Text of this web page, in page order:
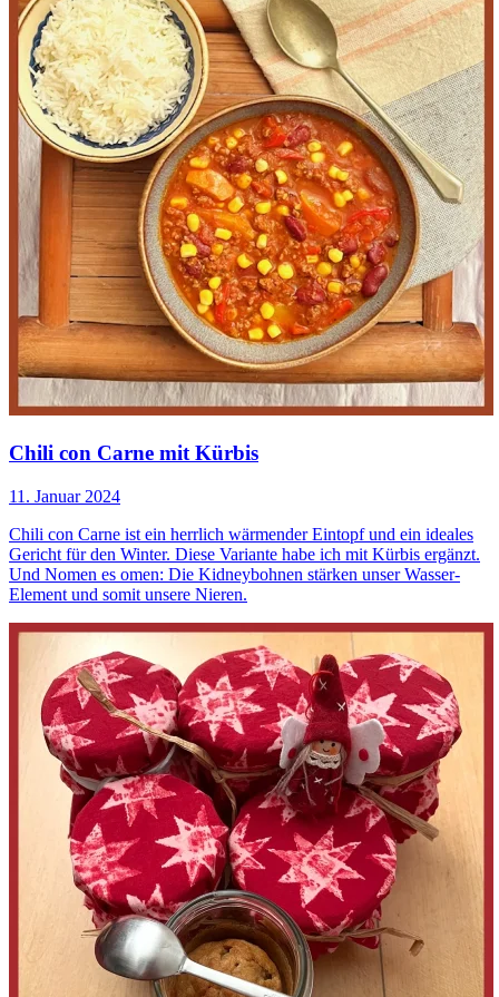
Chili con Carne mit Kürbis
11. Januar 2024
Chili con Carne ist ein herrlich wärmender Eintopf und ein ideales
Gericht für den Winter. Diese Variante habe ich mit Kürbis ergänzt.
Und Nomen es omen: Die Kidneybohnen stärken unser Wasser-
Element und somit unsere Nieren.